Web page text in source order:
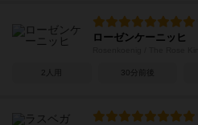
ローゼンケーニッヒ
2人用 30分前後